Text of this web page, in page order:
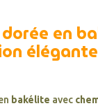
dorée en
bakélite avec